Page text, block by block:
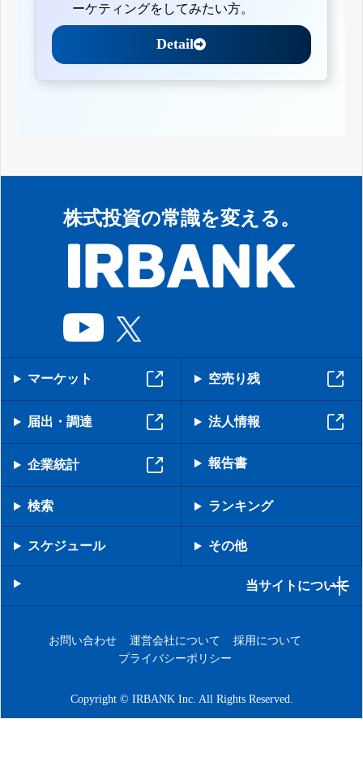
ーケティングをしてみたい方。
Detail
株式投資の常識を変える。
マーケット 空売り残
届出・調達 法人情報
企業統計 報告書
検索 ランキング
スケジュール その他
当サイトについて
お問い合わせ 運営会社について
採用について
プライバシーポリシー
Copyright © IRBANK Inc. All Rights Reserved.